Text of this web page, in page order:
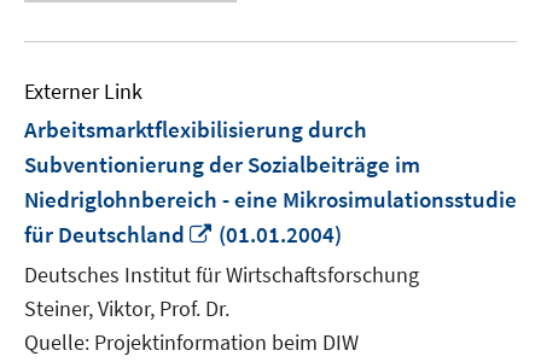
Externer Link
Arbeitsmarktflexibilisierung durch
Subventionierung der Sozialbeiträge im
Niedriglohnbereich - eine Mikrosimulationsstudie
für Deutschland
In
neuem
Fenster
öffnen
(01.01.2004)
Deutsches Institut für Wirtschaftsforschung
Steiner, Viktor, Prof. Dr.
Quelle: Projektinformation beim DIW